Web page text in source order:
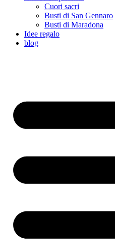
Cuori sacri
Busti di San Gennaro
Busti di Maradona
Idee regalo
blog